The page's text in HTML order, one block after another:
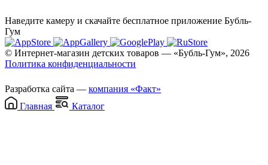
Наведите камеру и скачайте бесплатное приложение Бубль-
Гум
© Интернет-магазин детских товаров — «Бубль-Гум», 2026
Политика конфиденциальности
Разработка сайта — компания «Факт»
Главная
Каталог